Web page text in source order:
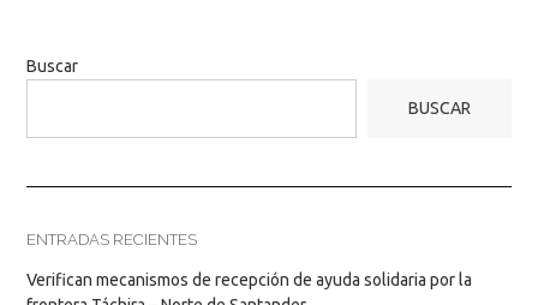
Buscar
BUSCAR
ENTRADAS RECIENTES
Verifican mecanismos de recepción de ayuda solidaria por la